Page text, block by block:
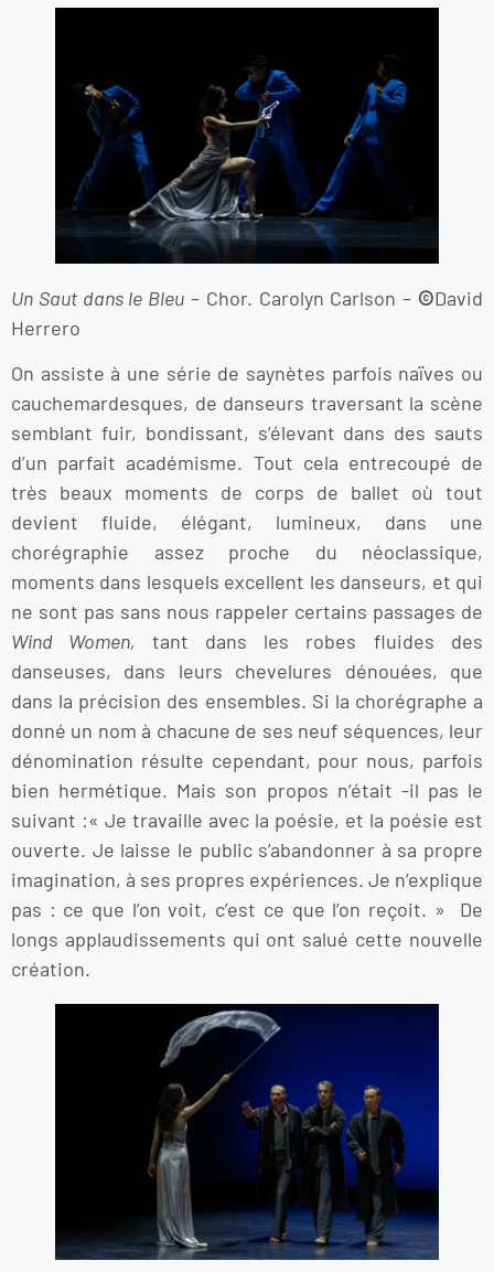
Un Saut dans le Bleu – Chor. Carolyn Carlson – ©David
Herrero
On assiste à une série de saynètes parfois naïves ou
cauchemardesques, de danseurs traversant la scène
semblant fuir, bondissant, s’élevant dans des sauts
d’un parfait académisme. Tout cela entrecoupé de
très beaux moments de corps de ballet où tout
devient fluide, élégant, lumineux, dans une
chorégraphie assez proche du néoclassique,
moments dans lesquels excellent les danseurs, et qui
ne sont pas sans nous rappeler certains passages de
Wind Women, tant dans les robes fluides des
danseuses, dans leurs chevelures dénouées, que
dans la précision des ensembles. Si la chorégraphe a
donné un nom à chacune de ses neuf séquences, leur
dénomination résulte cependant, pour nous, parfois
bien hermétique. Mais son propos n’était -il pas le
suivant :« Je travaille avec la poésie, et la poésie est
ouverte. Je laisse le public s’abandonner à sa propre
imagination, à ses propres expériences. Je n’explique
pas : ce que l’on voit, c’est ce que l’on reçoit. » De
longs applaudissements qui ont salué cette nouvelle
création.